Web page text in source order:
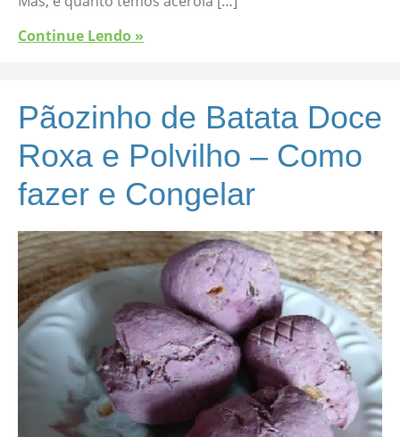
Continue Lendo »
Pãozinho de Batata Doce
Roxa e Polvilho – Como
fazer e Congelar